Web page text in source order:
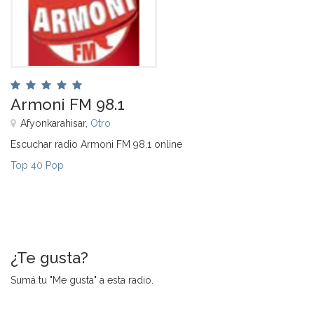
Armoni FM 98.1
Afyonkarahisar, Otro
Escuchar radio Armoni FM 98.1 online
Top 40 Pop
¿Te gusta?
Sumá tu "Me gusta" a esta radio.